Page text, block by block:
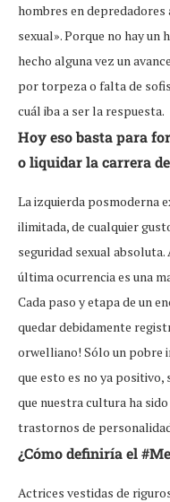
hombres en
sexual». Porque no hay un
hecho alguna vez un
por torpeza o falta de
cuál iba a ser la respuesta.
Hoy eso basta para
o liquidar la carrera
La izquierda posmoderna
ilimitada, de cualquier
seguridad sexual absoluta.
última ocurrencia es una
Cada paso y etapa de un
quedar debidamente
orwelliano! Sólo un pobre
que esto es no ya positivo,
que nuestra cultura ha
trastornos de
¿Cómo definiría el
Actrices vestidas de